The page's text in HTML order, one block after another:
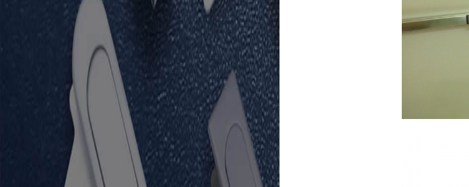
công ty Lâm nghiệp Việt
Nam...
Tòa tháp VCCI, Số 9 Đào Duy Anh-
Đống Đa-Hà Nội...